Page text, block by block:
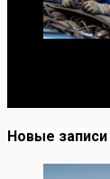
Новые записи